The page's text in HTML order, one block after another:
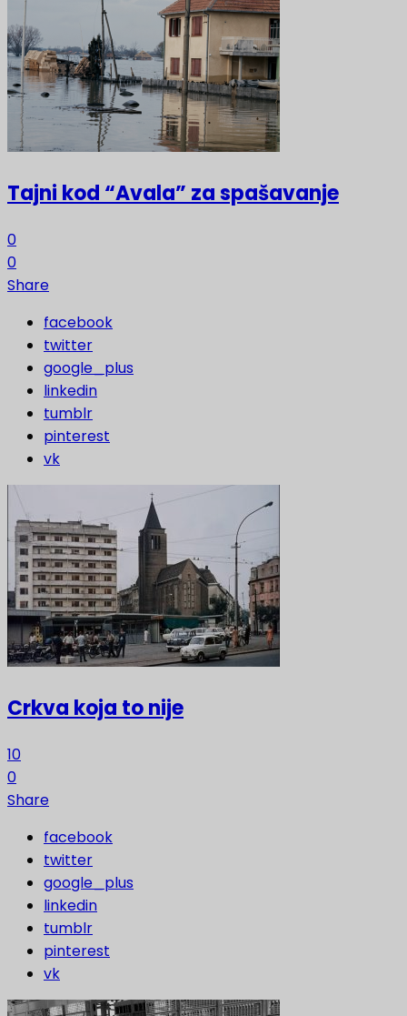
Tajni kod “Avala” za spašavanje
0
0
Share
facebook
twitter
google_plus
linkedin
tumblr
pinterest
vk
Crkva koja to nije
10
0
Share
facebook
twitter
google_plus
linkedin
tumblr
pinterest
vk